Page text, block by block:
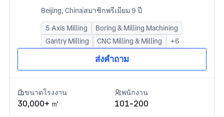
Beijing, Chinaสมาชิกพรีเมียม 9 ปี
5 Axis Milling
Boring & Milling Machining
Gantry Milling
CNC Milling & Milling +6
ส่งคำถาม
ขนาดโรงงาน
30,000+ ㎡
พนักงาน
101-200